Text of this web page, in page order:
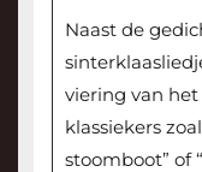
Naast de
viering van
klassiekers
stoomboot” of